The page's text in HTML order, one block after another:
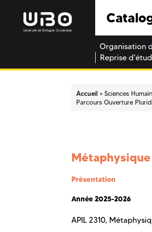
Organisation
Reprise
Accueil Sciences
Parcours Ouverture
Métaphysique
Présentation
Année 2025-2026
APIL 2310,